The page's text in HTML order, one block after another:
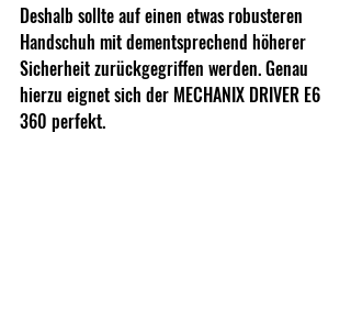
Deshalb sollte auf einen etwas robusteren
Handschuh mit dementsprechend höherer
Sicherheit zurückgegriffen werden. Genau
hierzu eignet sich der MECHANIX DRIVER E6
360 perfekt.